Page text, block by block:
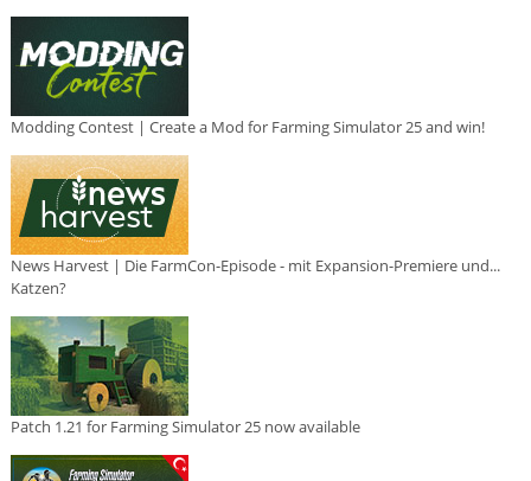
Modding Contest | Create a Mod for Farming Simulator 25 and win!
News Harvest | Die FarmCon-Episode - mit Expansion-Premiere und...
Katzen?
Patch 1.21 for Farming Simulator 25 now available